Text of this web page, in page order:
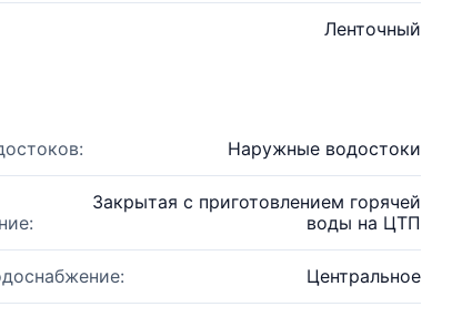
Ленточный
Наружные водостоки
Закрытая с приготовлением горячей
воды на ЦТП
Центральное